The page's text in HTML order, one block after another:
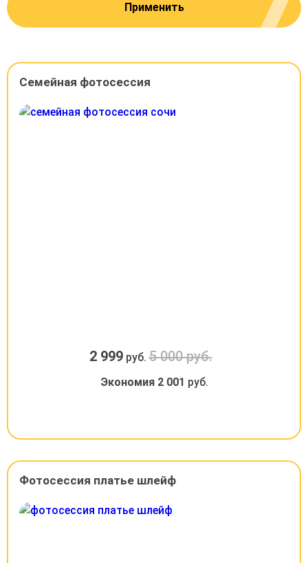
Применить
Семейная фотосессия
2 999руб.5 000 руб.
Экономия 2 001 руб.
Фотосессия платье шлейф